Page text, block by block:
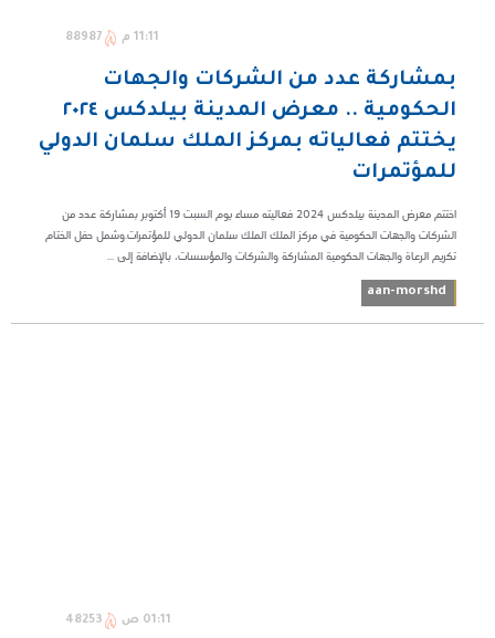
11:11 م 88987
بمشاركة عدد من الشركات والجهات
الحكومية .. معرض المدينة بيلدكس ٢٠٢٤
يختتم فعالياته بمركز الملك سلمان الدولي
للمؤتمرات
اختتم معرض المدينة بيلدكس ٢٠٢٤ فعاليته مساء يوم السبت ١٩ أكتوبر بمشاركة عدد من
الشركات والجهات الحكومية في مركز الملك الملك سلمان الدولي للمؤتمرات.وشمل حفل الختام
تكريم الرعاة والجهات الحكومية المشاركة والشركات والمؤسسات، بالإضافة إلى ...
aan-morshd
01:11 ص 48253